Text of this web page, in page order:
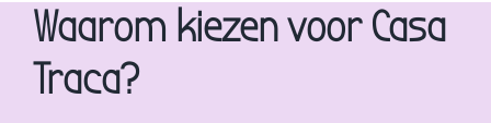
Waarom kiezen voor Casa
Traca?